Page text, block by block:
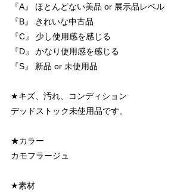
『A』 ほとんどない美品 or 展示品レベル
『B』 きれいな中古品
『C』 少し使用感を感じる
『D』 かなり使用感を感じる
『S』 新品 or 未使用品
★キズ、汚れ、コンディション
デッドストック未使用品です。
★カラー
カモフラージュ
★素材